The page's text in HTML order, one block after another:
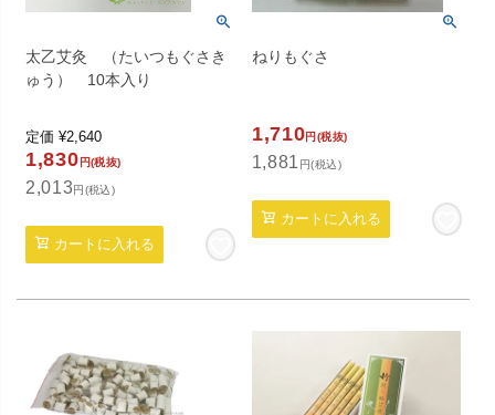
太乙艾灸 （たいつもぐさき
ゅう） 10本入り
定価 ¥2,640
1,830 円(税抜)
2,013円(税込)
カートに入れる
ねりもぐさ
1,710円(税抜)
1,881 円(税込)
カートに入れる